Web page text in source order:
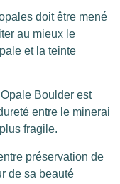
doit être mené
au mieux le
et la teinte
Boulder est
entre le minerai
fragile.
préservation de
de sa beauté